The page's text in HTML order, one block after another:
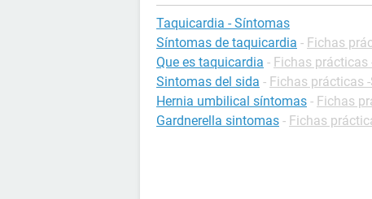
Taquicardia - Síntomas
Síntomas de taquicardia - Fichas
Que es taquicardia - Fichas prácticas
Sintomas del sida - Fichas prácticas
Hernia umbilical síntomas - Fichas
Gardnerella sintomas - Fichas